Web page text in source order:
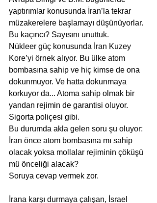
yaptırımlar konusunda İran’la tekrar
müzakerelere başlamayı düşünüyorlar.
Bu kaçıncı? Sayısını unuttuk.
Nükleer güç konusunda İran Kuzey
Kore’yi örnek alıyor. Bu ülke atom
bombasına sahip ve hiç kimse de ona
dokunmuyor. Ve hatta dokunmaya
korkuyor da... Atoma sahip olmak bir
yandan rejimin de garantisi oluyor.
Sigorta poliçesi gibi.
Bu durumda akla gelen soru şu oluyor:
İran önce atom bombasına mı sahip
olacak yoksa mollalar rejiminin çöküşü
mü önceliği alacak?
Soruya cevap vermek zor.
İrana karşı durmaya çalışan, İsrael